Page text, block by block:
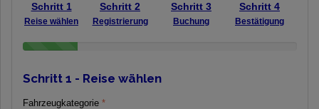
Schritt 1
Reise wählen
Schritt 2
Registrierung
Schritt 3
Buchung
Schritt 4
Bestätigung
Schritt 1 - Reise wählen
Fahrzeugkategorie